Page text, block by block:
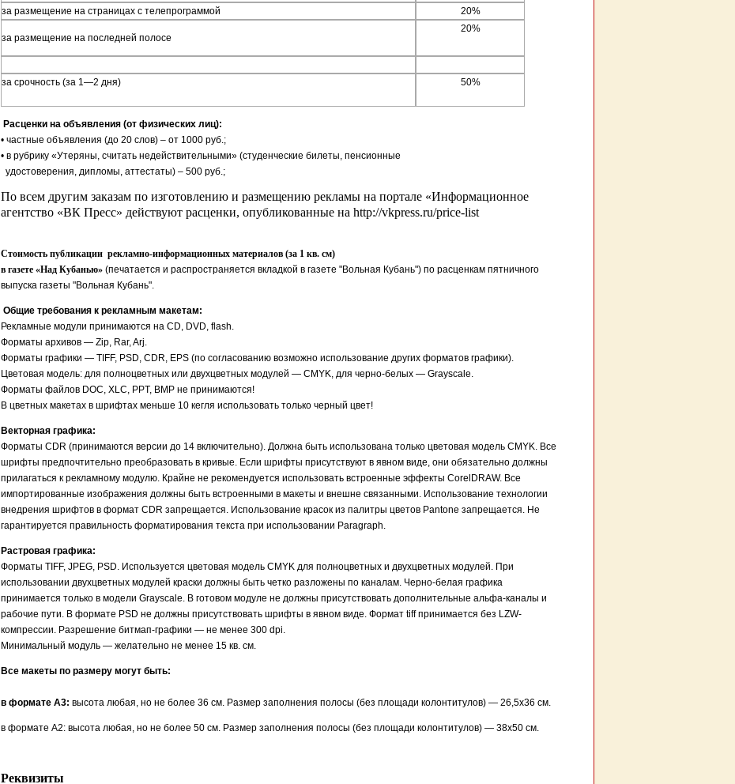
за размещение на страницах с телепрограммой
20%
за размещение на последней полосе
20%
за срочность (за 1—2 дня) 50%
Расценки на объявления (от физических лиц):
• частные объявления (до 20 слов) – от 1000 руб.;
• в рубрику «Утеряны, считать недействительными» (студенческие билеты, пенсионные
удостоверения, дипломы, аттестаты) – 500 руб.;
По всем другим заказам по изготовлению и размещению рекламы на портале «Информационное
агентство «ВК Пресс» действуют расценки, опубликованные на http://vkpress.ru/price-list
Стоимость публикации рекламно-информационных материалов (за 1 кв. см)
в газете «Над Кубанью» (печатается и распространяется вкладкой в газете "Вольная Кубань") по расценкам пятничного
выпуска газеты "Вольная Кубань".
Общие требования к рекламным макетам:
Рекламные модули принимаются на CD, DVD, flash.
Форматы архивов — Zip, Rar, Arj.
Форматы графики — TIFF, PSD, CDR, EPS (по согласованию возможно использование других форматов графики).
Цветовая модель: для полноцветных или двухцветных модулей — CMYK, для черно-белых — Grayscale.
Форматы файлов DOC, XLC, PPT, BMP не принимаются!
В цветных макетах в шрифтах меньше 10 кегля использовать только черный цвет!
Векторная графика:
Форматы CDR (принимаются версии до 14 включительно). Должна быть использована только цветовая модель CMYK. Все
шрифты предпочтительно преобразовать в кривые. Если шрифты присутствуют в явном виде, они обязательно должны
прилагаться к рекламному модулю. Крайне не рекомендуется использовать встроенные эффекты CorelDRАW. Все
импортированные изображения должны быть встроенными в макеты и внешне связанными. Использование технологии
внедрения шрифтов в формат CDR запрещается. Использование красок из палитры цветов Pantone запрещается. Не
гарантируется правильность форматирования текста при использовании Paragraph.
Растровая графика:
Форматы TIFF, JPEG, PSD. Используется цветовая модель CMYK для полноцветных и двухцветных модулей. При
использовании двухцветных модулей краски должны быть четко разложены по каналам. Черно-белая графика
принимается только в модели Grayscale. В готовом модуле не должны присутствовать дополнительные альфа-каналы и
рабочие пути. В формате PSD не должны присутствовать шрифты в явном виде. Формат tiff принимается без LZW-
компрессии. Разрешение битмап-графики — не менее 300 dpi.
Минимальный модуль — желательно не менее 15 кв. см.
Все макеты по размеру могут быть:
в формате А3: высота любая, но не более 36 см. Размер заполнения полосы (без площади колонтитулов) — 26,5х36 см.
в формате А2: высота любая, но не более 50 см. Размер заполнения полосы (без площади колонтитулов) — 38х50 см.
Реквизиты